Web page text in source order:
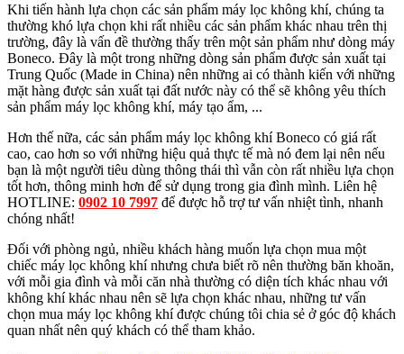
Khi tiến hành lựa chọn các sản phẩm máy lọc không khí, chúng ta
thường khó lựa chọn khi rất nhiều các sản phẩm khác nhau trên thị
trường, đây là vấn đề thường thấy trên một sản phẩm như dòng máy
Boneco. Đây là một trong những dòng sản phẩm được sản xuất tại
Trung Quốc (Made in China) nên những ai có thành kiến với những
mặt hàng được sản xuất tại đất nước này có thể sẽ không yêu thích
sản phẩm máy lọc không khí, máy tạo ẩm, ...
Hơn thế nữa, các sản phẩm máy lọc không khí Boneco có giá rất
cao, cao hơn so với những hiệu quả thực tế mà nó đem lại nên nếu
bạn là một người tiêu dùng thông thái thì vẫn còn rất nhiều lựa chọn
tốt hơn, thông minh hơn để sử dụng trong gia đình mình. Liên hệ
HOTLINE: 0902 10 7997 để được hỗ trợ tư vấn nhiệt tình, nhanh
chóng nhất!
Đối với phòng ngủ, nhiều khách hàng muốn lựa chọn mua một
chiếc máy lọc không khí nhưng chưa biết rõ nên thường băn khoăn,
với mỗi gia đình và mỗi căn nhà thường có diện tích khác nhau với
không khí khác nhau nên sẽ lựa chọn khác nhau, những tư vấn
chọn mua máy lọc không khí được chúng tôi chia sẻ ở góc độ khách
quan nhất nên quý khách có thể tham khảo.